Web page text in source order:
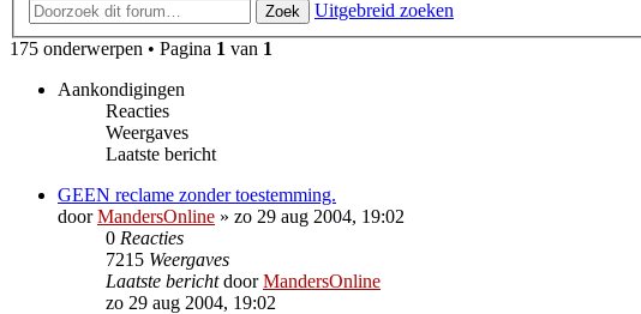
Zoek
Uitgebreid zoeken
175 onderwerpen • Pagina 1 van 1
Aankondigingen
Reacties
Weergaves
Laatste bericht
GEEN reclame zonder toestemming.
doorMandersOnline » zo 29 aug 2004, 19:02
0 Reacties
7215 Weergaves
Laatste berichtdoorMandersOnline
zo 29 aug 2004, 19:02